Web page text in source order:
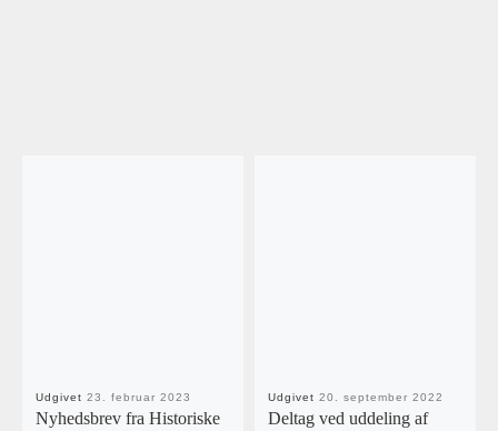
Udgivet 23. februar 2023
Nyhedsbrev fra Historiske
Udgivet 20. september 2022
Deltag ved uddeling af